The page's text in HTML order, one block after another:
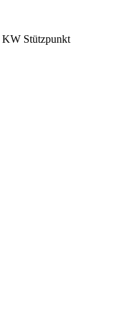
KW Stützpunkt